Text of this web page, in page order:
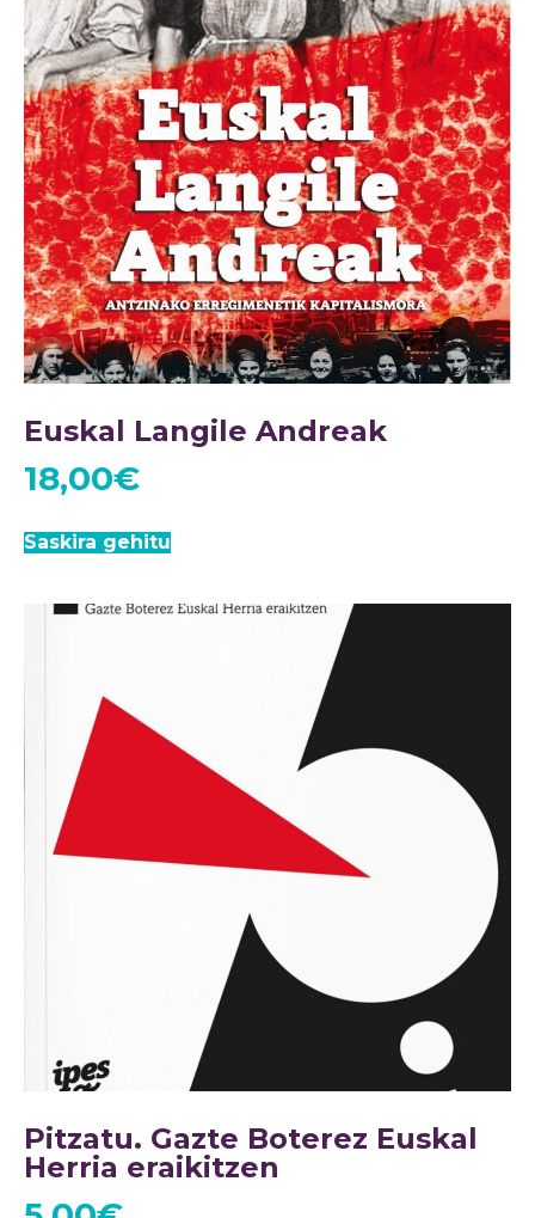
Euskal Langile Andreak
18,00€
Saskira gehitu
Pitzatu. Gazte Boterez Euskal
Herria eraikitzen